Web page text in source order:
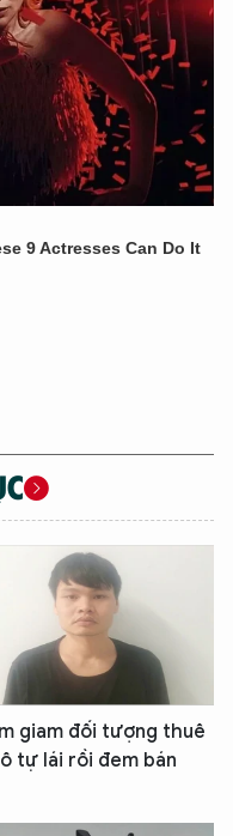
giam đối tượng thuê
tự lái rồi đem bán
bạn cần biết về
sàng hỗ trợ!